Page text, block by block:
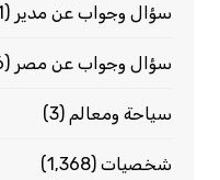
سؤال وجواب عن مدير (1)
سؤال وجواب عن مصر (6)
سياحة ومعالم (3)
شخصيات(1٬368)